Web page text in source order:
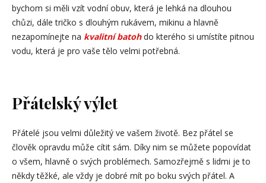
bychom si měli vzít vodní obuv, která je lehká na dlouhou
chůzi, dále tričko s dlouhým rukávem, mikinu a hlavně
nezapomínejte na kvalitní batohdo kterého si umístíte pitnou
vodu, která je pro vaše tělo velmi potřebná.
Přátelský výlet
Přátelé jsou velmi důležitý ve vašem životě. Bez přátel se
člověk opravdu může cítit sám. Díky nim se můžete popovídat
o všem, hlavně o svých problémech. Samozřejmě s lidmi je to
někdy těžké, ale vždy je dobré mít po boku svých přátel. A